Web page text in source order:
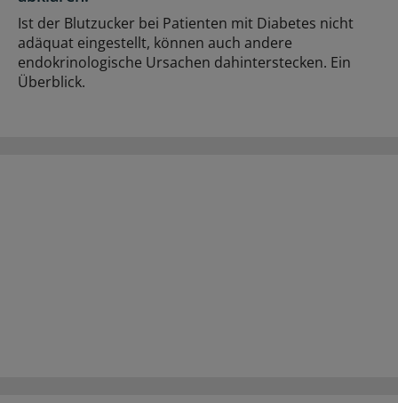
Ist der Blutzucker bei Patienten mit Diabetes nicht
adäquat eingestellt, können auch andere
endokrinologische Ursachen dahinterstecken. Ein
Überblick.